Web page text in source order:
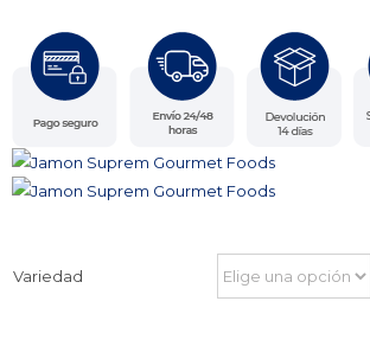
Variedad